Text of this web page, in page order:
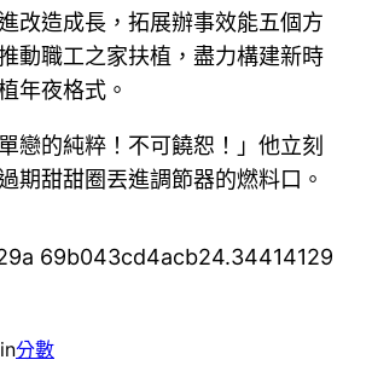
改造成長，拓展辦事效能五個方
動職工之家扶植，盡力構建新時
年夜格式。
戀的純粹！不可饒恕！」他立刻
期甜甜圈丟進調節器的燃料口。
69b043cd4acb24.34414129
分數